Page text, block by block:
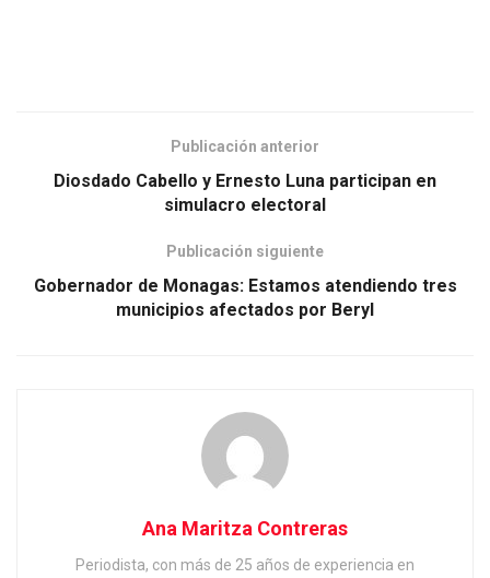
Publicación anterior
Diosdado Cabello y Ernesto Luna participan en
simulacro electoral
Publicación siguiente
Gobernador de Monagas: Estamos atendiendo tres
municipios afectados por Beryl
Ana Maritza Contreras
Periodista, con más de 25 años de experiencia en